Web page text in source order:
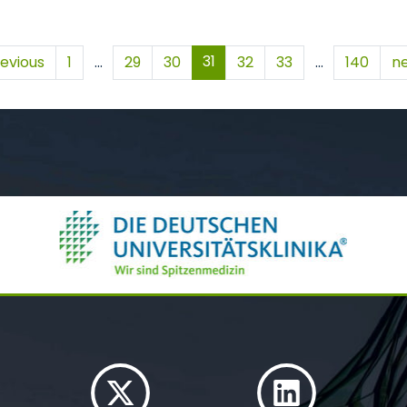
1 … 29 30 31 32 33 … 140